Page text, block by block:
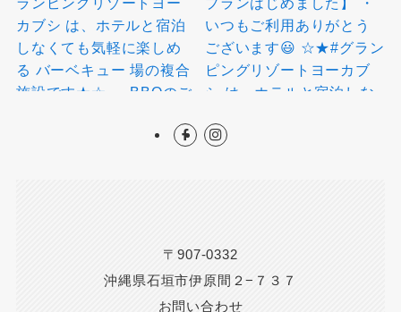
〒907-0332
沖縄県石垣市伊原間２−７３７
お問い合わせ